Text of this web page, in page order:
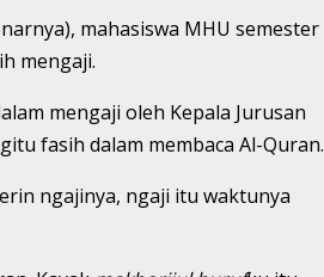
mahasiswa MHU semester
mengaji.
mengaji oleh Kepala Jurusan
fasih dalam membaca Al-Quran.
ngajinya, ngaji itu waktunya